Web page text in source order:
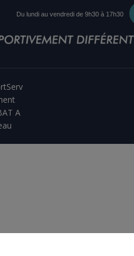
Du lundi au vendredi de 9h30 à 17h30
A